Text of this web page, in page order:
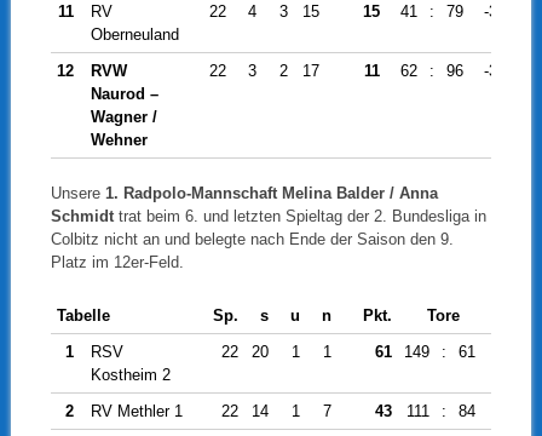
11
RV
Oberneuland
22 4 3 15 15 41 : 79 -38
12
RVW
Naurod –
Wagner /
Wehner
22 3 2 17 11 62 : 96 -34
Unsere 1. Radpolo-Mannschaft Melina Balder / Anna
Schmidttrat beim 6. und letzten Spieltag der 2. Bundesliga in
Colbitz nicht an und belegte nach Ende der Saison den 9.
Platz im 12er-Feld.
Tabelle Sp. s u n Pkt. Tore
1
RSV
Kostheim 2
22 20 1 1 61 149 : 61
2 RV Methler 1 22 14 1 7 43 111 : 84